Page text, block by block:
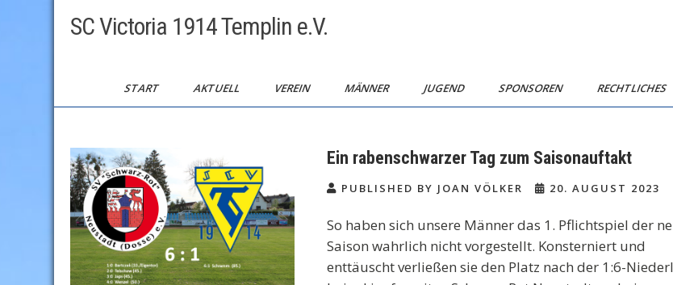
SC Victoria 1914 Templin e.V.
START AKTUELL VEREIN MÄNNER JUGEND SPONSOREN RECHTLICHES
Ein rabenschwarzer Tag zum Saisonauftakt
PUBLISHED BY JOAN VÖLKER 20. AUGUST 2023
So haben sich unsere Männer das 1. Pflichtspiel der
Saison wahrlich nicht vorgestellt. Konsterniert und
enttäuscht verließen sie den Platz nach der 1:6-